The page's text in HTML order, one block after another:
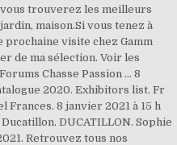
trouverez les meilleurs
maison.Si vous tenez à
visite chez Gamm
de ma sélection. Voir les
Chasse Passion ... 8
2020. Exhibitors list. Fr
Frances. 8 janvier 2021 à 15 h
DUCATILLON. Sophie
Retrouvez tous nos